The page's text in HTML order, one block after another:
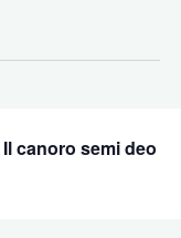
canoro semi deo